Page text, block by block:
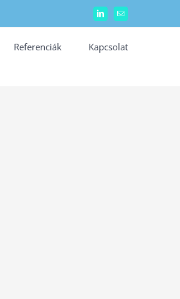
LinkedInEmail:
Referenciák Kapcsolat